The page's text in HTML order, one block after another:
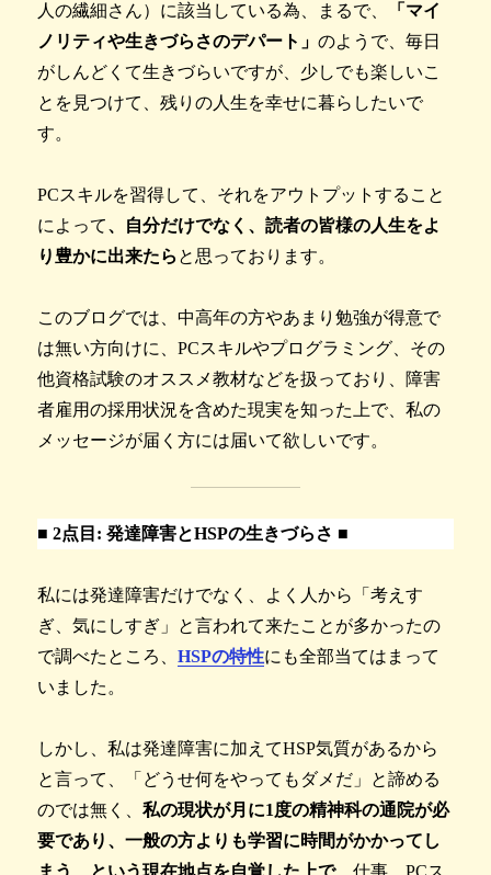
人の繊細さん）に該当している為、まるで、
「マイ
ノリティや生きづらさのデパート」のようで、毎日
がしんどくて生きづらいですが、少しでも楽しいこ
とを見つけて、残りの人生を幸せに暮らしたいで
す。
PCスキルを習得して、それをアウトプットすること
によって、自分だけでなく、読者の皆様の人生をよ
り豊かに出来たら と思っております。
このブログでは、中高年の方やあまり勉強が得意で
は無い方向けに、PCスキルやプログラミング、その
他資格試験のオススメ教材などを扱っており、障害
者雇用の採用状況を含めた現実を知った上で、私の
メッセージが届く方には届いて欲しいです。
■2点目: 発達障害とHSPの生きづらさ ■
私には発達障害だけでなく、よく人から「考えす
ぎ、気にしすぎ」と言われて来たことが多かったの
で調べたところ、HSPの特性にも全部当てはまって
いました。
しかし、私は発達障害に加えてHSP気質があるから
と言って、「どうせ何をやってもダメだ」と諦める
のでは無く、私の現状が月に1度の精神科の通院が必
要であり、一般の方よりも学習に時間がかかってし
まう、という現在地点を自覚した上で、仕事、PCス